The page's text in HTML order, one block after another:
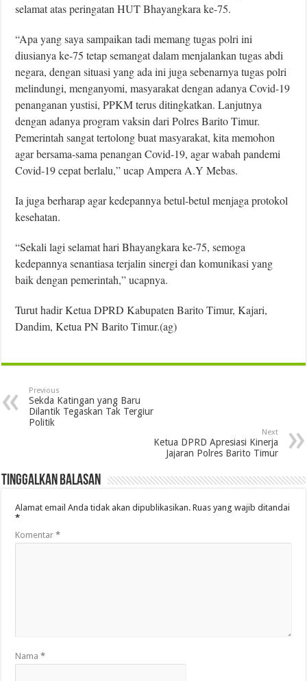
selamat atas peringatan HUT Bhayangkara ke-75.
“Apa yang saya sampaikan tadi memang tugas polri ini
diusianya ke-75 tetap semangat dalam menjalankan tugas abdi
negara, dengan situasi yang ada ini juga sebenarnya tugas polri
melindungi, menganyomi, masyarakat dengan adanya Covid-19
penanganan yustisi, PPKM terus ditingkatkan. Lanjutnya
dengan adanya program vaksin dari Polres Barito Timur.
Pemerintah sangat tertolong buat masyarakat, kita memohon
agar bersama-sama penangan Covid-19, agar wabah pandemi
Covid-19 cepat berlalu,” ucap Ampera A.Y Mebas.
Ia juga berharap agar kedepannya betul-betul menjaga protokol
kesehatan.
“Sekali lagi selamat hari Bhayangkara ke-75, semoga
kedepannya senantiasa terjalin sinergi dan komunikasi yang
baik dengan pemerintah,” ucapnya.
Turut hadir Ketua DPRD Kabupaten Barito Timur, Kajari,
Dandim, Ketua PN Barito Timur.(ag)
Previous
Sekda Katingan yang Baru
Dilantik Tegaskan Tak Tergiur
Politik
Next
Ketua DPRD Apresiasi Kinerja
Jajaran Polres Barito Timur
Tinggalkan Balasan
Alamat email Anda tidak akan dipublikasikan. Ruas yang wajib ditandai
*
Komentar*
Nama*